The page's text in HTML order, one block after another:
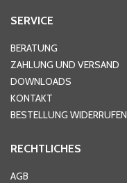
Hausnummer
Ort*
SERVICE
BERATUNG
ZAHLUNG UND VERSAND
DOWNLOADS
KONTAKT
BESTELLUNG WIDERRUFEN
RECHTLICHES
AGB